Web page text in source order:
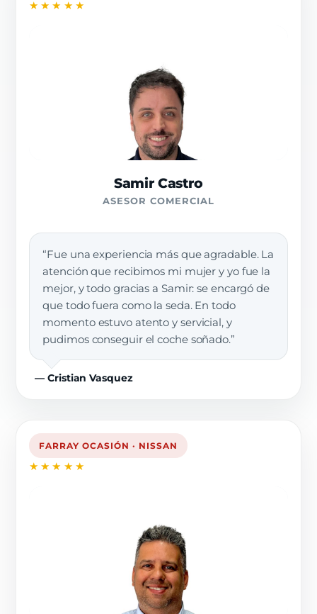
★★★★★
Samir Castro
ASESOR COMERCIAL
“Fue una experiencia más que agradable. La
atención que recibimos mi mujer y yo fue la
mejor, y todo gracias a Samir: se encargó de
que todo fuera como la seda. En todo
momento estuvo atento y servicial, y
pudimos conseguir el coche soñado.”
— Cristian Vasquez
FARRAY OCASIÓN · NISSAN
★★★★★